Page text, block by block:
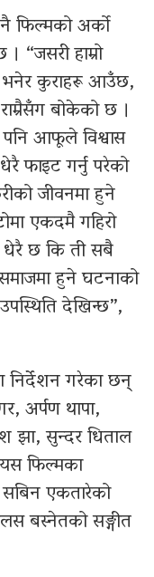
फिल्मको अर्को
“जसरी हाम्रो
भनेर कुराहरू आउँछ,
बोकेको छ ।
आफूले विश्वास
फाइट गर्नु परेको
जीवनमा हुने
एकदमै गहिरो
छ कि ती सबै
हुने घटनाको
देखिन्छ”,
निर्देशन गरेका छन्
अर्पण थापा,
झा, सुन्दर धिताल
फिल्मका
एकतारेको
बस्नेतको सङ्गीत